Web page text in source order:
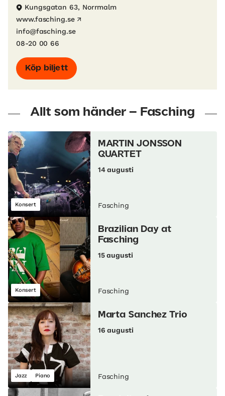
Kungsgatan 63, Norrmalm
www.fasching.se
info@fasching.se
08-20 00 66
Köp biljett
Allt som händer – Fasching
Konsert
MARTIN JONSSON
QUARTET
14 augusti
Fasching
Konsert
Brazilian Day at
Fasching
15 augusti
Fasching
Jazz Piano
Marta Sanchez Trio
16 augusti
Fasching